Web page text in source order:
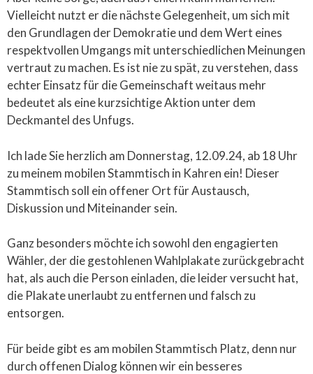
Vielleicht nutzt er die nächste Gelegenheit, um sich mit
den Grundlagen der Demokratie und dem Wert eines
respektvollen Umgangs mit unterschiedlichen Meinungen
vertraut zu machen. Es ist nie zu spät, zu verstehen, dass
echter Einsatz für die Gemeinschaft weitaus mehr
bedeutet als eine kurzsichtige Aktion unter dem
Deckmantel des Unfugs.
Ich lade Sie herzlich am Donnerstag, 12.09.24, ab 18 Uhr
zu meinem mobilen Stammtisch in Kahren ein! Dieser
Stammtisch soll ein offener Ort für Austausch,
Diskussion und Miteinander sein.
Ganz besonders möchte ich sowohl den engagierten
Wähler, der die gestohlenen Wahlplakate zurückgebracht
hat, als auch die Person einladen, die leider versucht hat,
die Plakate unerlaubt zu entfernen und falsch zu
entsorgen.
Für beide gibt es am mobilen Stammtisch Platz, denn nur
durch offenen Dialog können wir ein besseres